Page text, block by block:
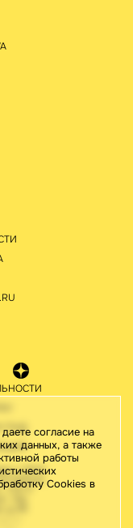
согласие на
данных, а также
работы
Cookies в
ПНД
/ ИНН
м.р-н
тер.